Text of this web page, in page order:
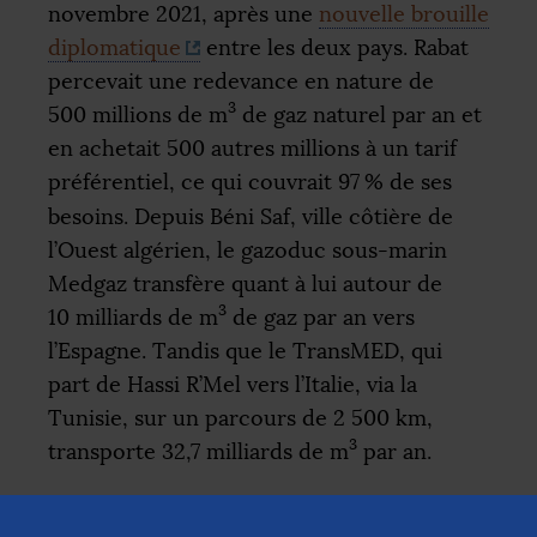
novembre 2021, après une nouvelle brouille
diplomatique
entre les deux pays. Rabat
percevait une redevance en nature de
500 millions de m3 de gaz naturel par an et
en achetait 500 autres millions à un tarif
préférentiel, ce qui couvrait 97 % de ses
besoins. Depuis Béni Saf, ville côtière de
l’Ouest algérien, le gazoduc sous-marin
Medgaz transfère quant à lui autour de
10 milliards de m3 de gaz par an vers
l’Espagne. Tandis que le TransMED, qui
part de Hassi R’Mel vers l’Italie, via la
Tunisie, sur un parcours de 2 500 km,
transporte 32,7 milliards de m3 par an.